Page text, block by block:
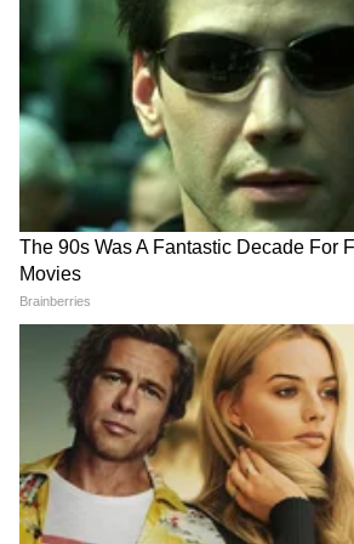
दुर्लक्ष न करता लगेच डॉक्टरचा सल्ला
IRCTC Food: रेल्वेतील जेवणाबद्दल
तक्रार करताय? IRCTC चा मोठा
दणका, ५ कोटींचा दंड वसूल!
राखीला
पाहून
Kia Cars: सोनेट, सेल्टॉसवर १
लाखांपर्यंतची सूट, मारुती ब्रेझाला
जोरदार टक्कर!
पाहूनच
LATEST VIDEOS